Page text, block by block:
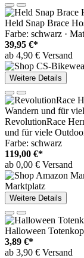
Held Snap Brace
Farbe: schwarz ·
39,95 €*
ab 4,90 € Versand
Weitere Details
RevolutionRace
und für viele
Farbe: schwarz
119,00 €*
ab 0,00 € Versand
Marktplatz
Weitere Details
Halloween
3,89 €*
ab 3,90 € Versand